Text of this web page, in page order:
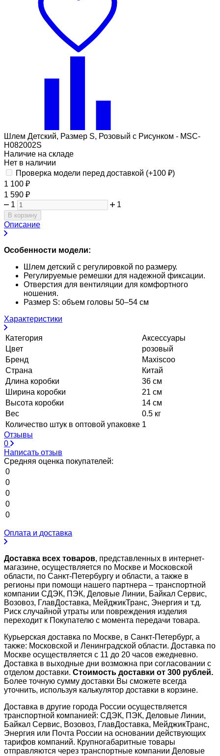
Шлем Детский, Размер S, Розовый с Рисунком - MSC-
H082002S
Наличие на складе
Нет в наличии
Проверка модели перед доставкой (+100 ₽)
1 100 ₽
1 590 ₽
1
1
В корзину
Описание
Особенности модели:
Шлем детский с регулировкой по размеру.
Регулируемые ремешки для надежной фиксации.
Отверстия для вентиляции для комфортного
ношения.
Размер S: объем головы 50–54 см
Характеристики
Категория
Аксессуары
Цвет
розовый
Бренд
Maxiscoo
Страна
Китай
Длина коробки
36 см
Ширина коробки
21 см
Высота коробки
14 см
Вес
0.5 кг
Количество штук в оптовой упаковке 1
Отзывы
0
Написать отзыв
Средняя оценка покупателей:
0
0
0
0
0
Оплата и доставка
Доставка всех товаров, представленных в интернет-
магазине, осуществляется по Москве и Московской
области, по Санкт-Петербургу и области, а также в
регионы при помощи нашего партнера – транспортной
компании СДЭК, ПЭК, Деловые Линии, Байкал Сервис,
Возовоз, ГлавДоставка, МейджикТранс, Энергия и т.д.
Риск случайной утраты или повреждения изделия
переходит к Покупателю с момента передачи товара.
Курьерская доставка по Москве, в Санкт-Петербург, а
также: Московской и Ленинградской области. Доставка по
Москве осуществляется с 11 до 20 часов ежедневно.
Доставка в выходные дни возможна при согласовании с
отделом доставки. Стоимость доставки от 300 рублей.
Более точную сумму доставки Вы сможете всегда
уточнить, используя калькулятор доставки в корзине.
Доставка в другие города России осуществляется
транспортной компанией: СДЭК, ПЭК, Деловые Линии,
Байкал Сервис, Возовоз, ГлавДоставка, МейджикТранс,
Энергия или Почта России на основании действующих
тарифов компаний. Крупногабаритные товары
отправляются через транспортные компании Деловые